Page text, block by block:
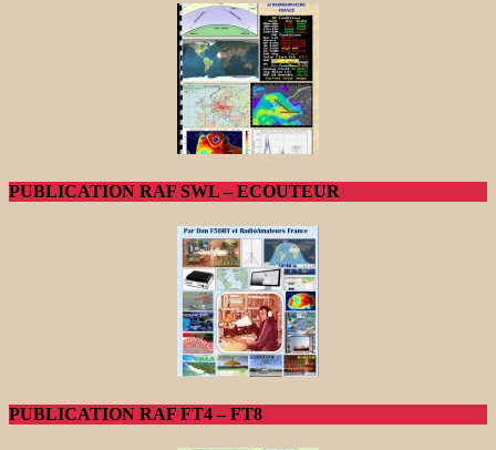
PUBLICATION RAF SWL – ECOUTEUR
PUBLICATION RAF FT4 – FT8